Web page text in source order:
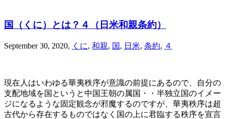
国（くに）とは？４（日米和親条約）
September 30, 2020, くに, 和親, 国, 日米, 条約, ４
現在人はいわゆる華夷秩序が意識の前提にあるので、自分の
支配地域を国というと中国王朝の属国・・半独立国のイメー
ジになるような固定観念が邪魔するのですが、華夷秩序は超
古代から存在するものではなく国の上に君臨する秩序を宣言